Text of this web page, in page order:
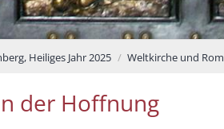
Heiliges Jahr 2025 Weltkirche und Rom
der Hoffnung